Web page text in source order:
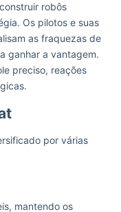
robôs
Os pilotos e suas
as fraquezas de
ganhar a vantagem.
preciso, reações
por várias
mantendo os